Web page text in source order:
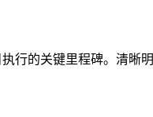
行的关键里程碑。清晰